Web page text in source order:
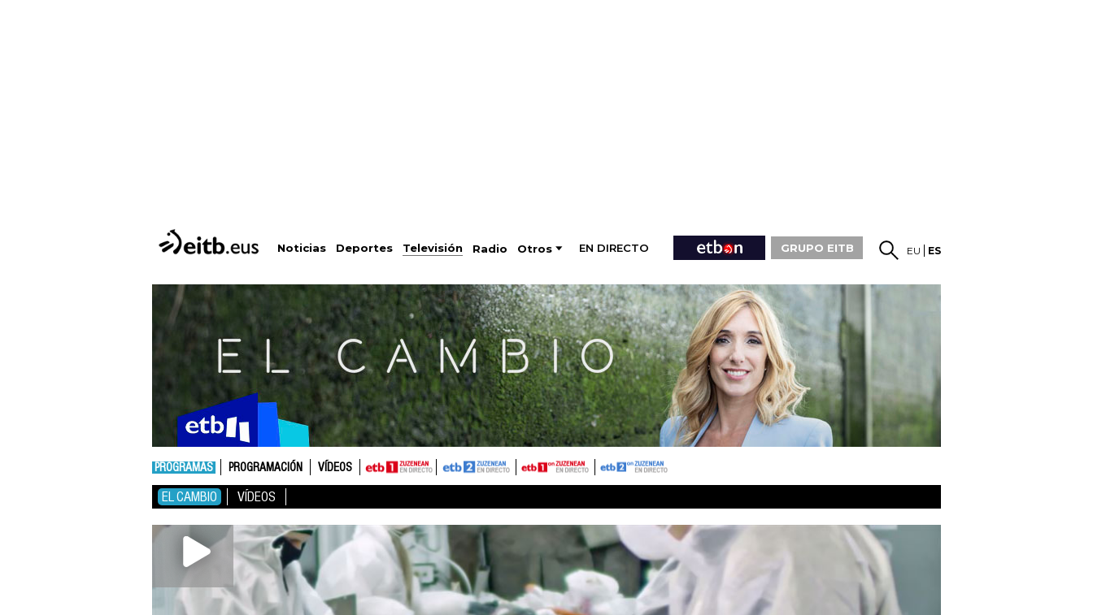
Noticias Deportes Televisión Radio Otros EN DIRECTO GRUPO EITB EU ES
PROGRAMAS PROGRAMACIÓN VÍDEOS
EL CAMBIO VÍDEOS